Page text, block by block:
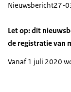
Nieuwsbericht27-
Let op: dit
de registratie van
Vanaf 1 juli 2020